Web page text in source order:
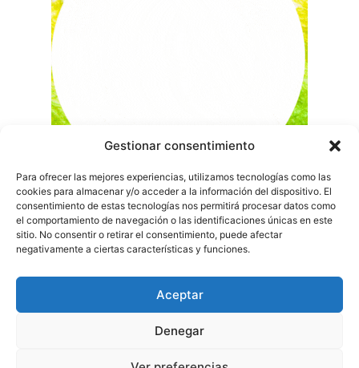
Gestionar consentimiento
Para ofrecer las mejores experiencias, utilizamos tecnologías como las
cookies para almacenar y/o acceder a la información del dispositivo. El
consentimiento de estas tecnologías nos permitirá procesar datos como
el comportamiento de navegación o las identificaciones únicas en este
sitio. No consentir o retirar el consentimiento, puede afectar
negativamente a ciertas características y funciones.
Aceptar
Denegar